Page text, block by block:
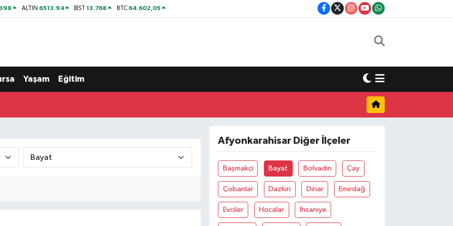
ALTIN 6513.94 BİST13.768 BTC 64.602,05
Yaşam Eğitim
Afyonkarahisar Diğer İlçeler
Başmakçi Bayat Bolvadin Çay
Çobanlar Dazkiri Dinar Emirdağ
Evciler Hocalar İhsaniye